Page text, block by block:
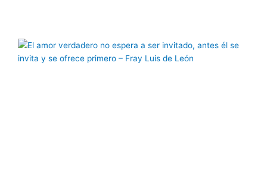
PáginaPáginaPáginaPáginaPágina